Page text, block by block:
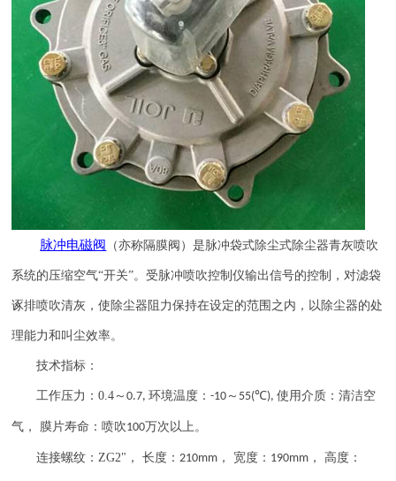
脉冲电磁阀 （亦称隔膜阀）是脉冲袋式除尘式除尘器青灰喷吹
系统的压缩空气“开关”。受脉冲喷吹控制仪输出信号的控制，对滤袋
诼排喷吹清灰，使除尘器阻力保持在设定的范围之内，以除尘器的处
理能力和叫尘效率。
技术指标：
工作压力：0.4 ～0.7,环境温度：-10 ～ 55(℃),使用介质：清洁空
气， 膜片寿命：喷吹100万次以上。
连接螺纹：ZG2" ， 长度：210mm ， 宽度： 190mm ， 高度：